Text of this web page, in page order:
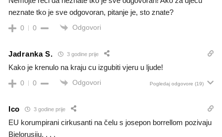
neznate tko je sve odgovoran, pitanje je, sto znate?
0 0 Odgovori
Jadranka S. 3 godine prije
Kako je krenulo na kraju cu izgubiti vjeru u ljude!
0 0 Odgovori Pogledaj odgovore (19)
Ico 3 godine prije
EU korumpirani cirkusanti na čelu s josepon borrellom pozivaju
Bjelorusiju. . . .